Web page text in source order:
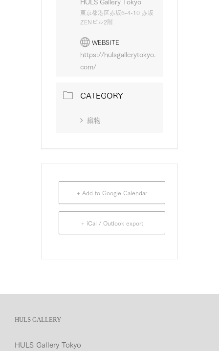
東京都港区赤坂6-4-10 赤坂
ZENビル2階
WEBSITE
https://hulsgallerytokyo.
com/
CATEGORY
織物
+ Add to Google Calendar
+ iCal / Outlook export
HULS GALLERY
HULS Gallery Tokyo